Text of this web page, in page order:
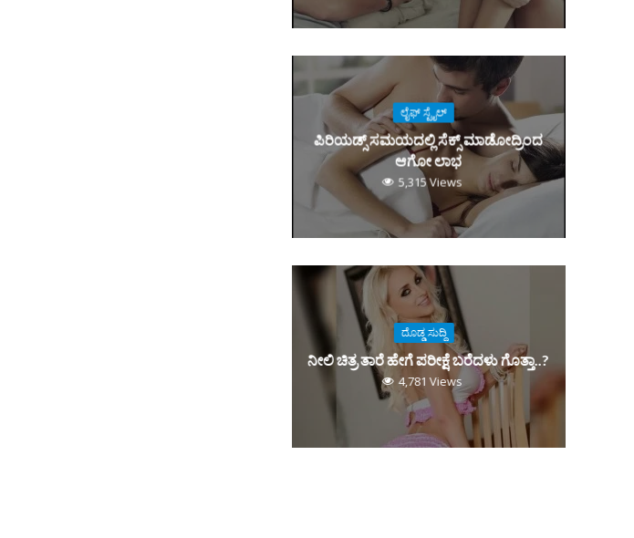
ಲೈಫ್ ಸ್ಟೈಲ್
ಪಿರಿಯಡ್ಸ್‌ ಸಮಯದಲ್ಲಿ ಸೆಕ್ಸ್‌ ಮಾಡೋದ್ರಿಂದ
ಆಗೋ ಲಾಭ
5,315 Views
ದೊಡ್ಡ ಸುದ್ದಿ
ನೀಲಿ ಚಿತ್ರ ತಾರೆ ಹೇಗೆ ಪರೀಕ್ಷೆ ಬರೆದಳು ಗೊತ್ತಾ..?
4,781 Views